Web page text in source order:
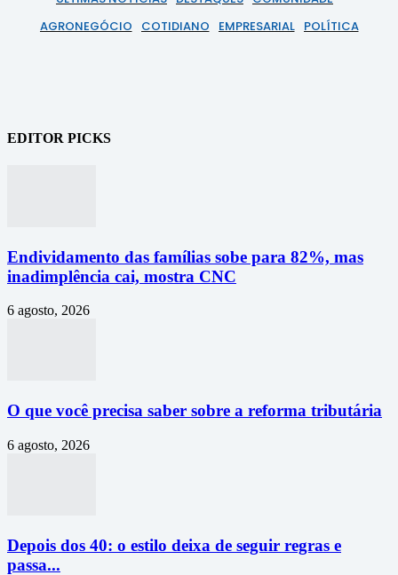
AGRONEGÓCIO
COTIDIANO EMPRESARIAL POLÍTICA
EDITOR PICKS
Endividamento das famílias sobe para 82%, mas
inadimplência cai, mostra CNC
6 agosto, 2026
O que você precisa saber sobre a reforma tributária
6 agosto, 2026
Depois dos 40: o estilo deixa de seguir regras e
passa...